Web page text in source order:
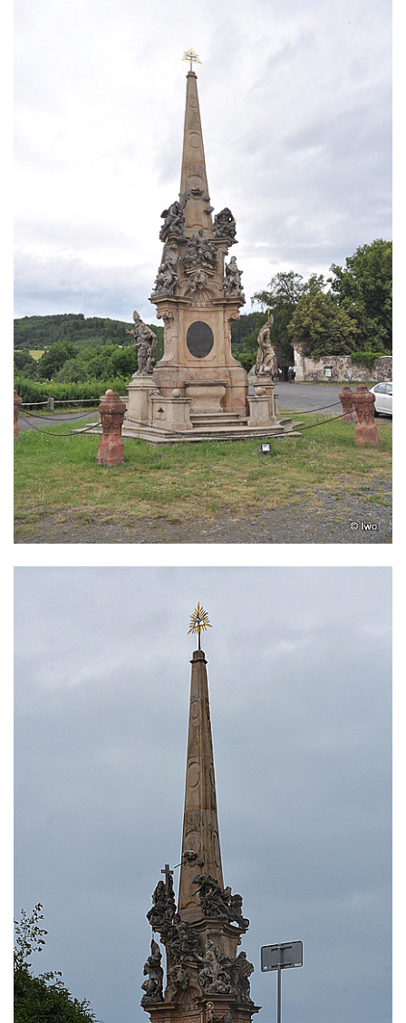
Podještědí – Markvarticích u Palmeho
Sloup Panny Marie v zámecké zahradě v
Sloup Nejsvětější Trojice se svatým
Františkem Xaverským v zámeckém parku v
Sloup svatého Vavřince u náměstí Jiřího z
Poděbrad v Duchcově
Sloup Nejsvětější Trojice na Krakonošově
náměstí v Trutnově
Sloup Panny Marie na Dolním náměstí v
Olomouci
Sloup Panny Marie na Masarykově náměstí
ve Vyškově
Sloup Panny Marie na Masarykově náměstí
v Hodoníně
Sloup svatého Františka Xaverského v
Krupce
Sloup svatého Václava u kostela svatých
Šimona a Judy v Lenešicích
Sloup Panny Marie na hřbitově ve Slaném
Sloup Panny Marie na Husově náměstí v
Sloup Panny Marie na náměstí krále
Sloup Nejsvětější Trojice v zahradě domu
čp. 174 na návsi v Podsedicích
Sloup svatého Floriána a svatého Vavřince
Sloup Panny Marie jižně od Ploskovic
Sloup svatého Jana Nepomuckého v
Sloup Panny Marie v klášteře v Oseku
Sloup Panny Marie se sochami svatého
Jana Nepomuckého a svatého Vavřince ve
Chcebuzi